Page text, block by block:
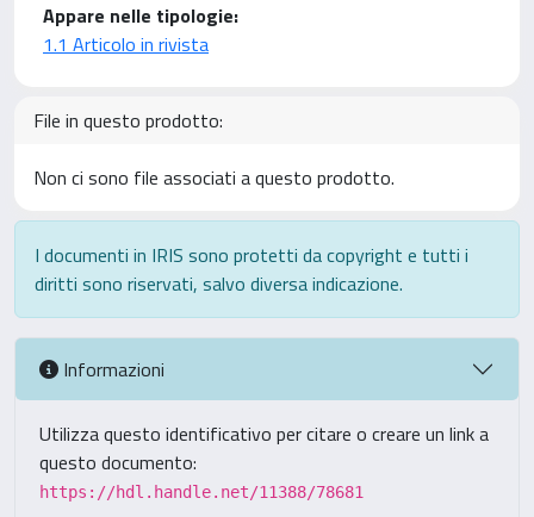
Appare nelle tipologie:
1.1 Articolo in rivista
File in questo prodotto:
Non ci sono file associati a questo prodotto.
I documenti in IRIS sono protetti da copyright e tutti i
diritti sono riservati, salvo diversa indicazione.
Informazioni
Utilizza questo identificativo per citare o creare un link a
questo documento:
https://hdl.handle.net/11388/78681